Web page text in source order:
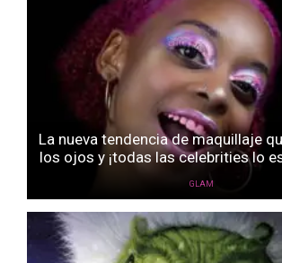
La nueva tendencia de maquillaje
los ojos y ¡todas las celebrities lo
GLAM